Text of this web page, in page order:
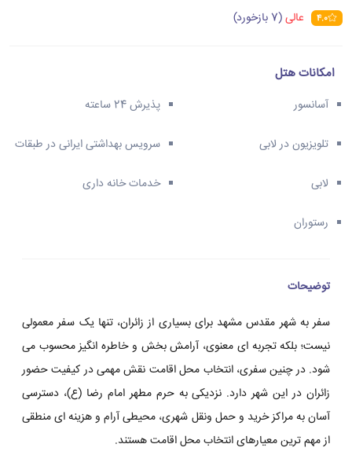
4.0 عالی(7 بازخورد)
امکانات هتل
آسانسور پذیرش 24 ساعته
تلویزیون در لابی سرویس بهداشتی ایرانی در طبقات
لابی خدمات خانه داری
رستوران
توضیحات
سفر به شهر مقدس مشهد برای بسیاری از زائران، تنها یک سفر معمولی
نیست؛ بلکه تجربه ای معنوی، آرامش بخش و خاطره انگیز محسوب می
شود. در چنین سفری، انتخاب محل اقامت نقش مهمی در کیفیت حضور
زائران در این شهر دارد. نزدیکی به حرم مطهر امام رضا (ع)، دسترسی
آسان به مراکز خرید و حمل ونقل شهری، محیطی آرام و هزینه ای منطقی
از مهم ترین معیارهای انتخاب محل اقامت هستند.